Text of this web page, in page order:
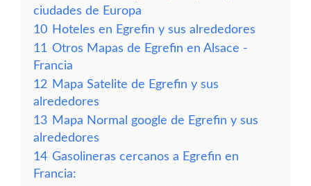
ciudades de Europa
10 Hoteles en Egrefin y sus alrededores
11 Otros Mapas de Egrefin en Alsace -
Francia
12 Mapa Satelite de Egrefin y sus
alrededores
13 Mapa Normal google de Egrefin y sus
alrededores
14 Gasolineras cercanos a Egrefin en
Francia: